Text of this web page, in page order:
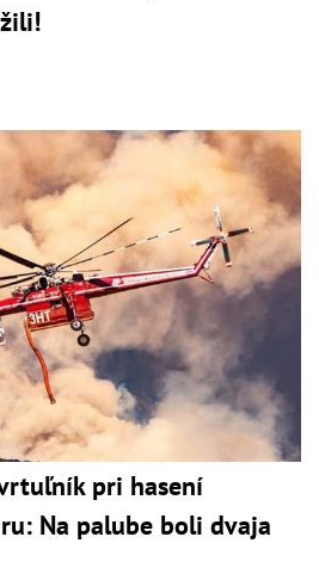
pri hasení
Na palube boli dvaja